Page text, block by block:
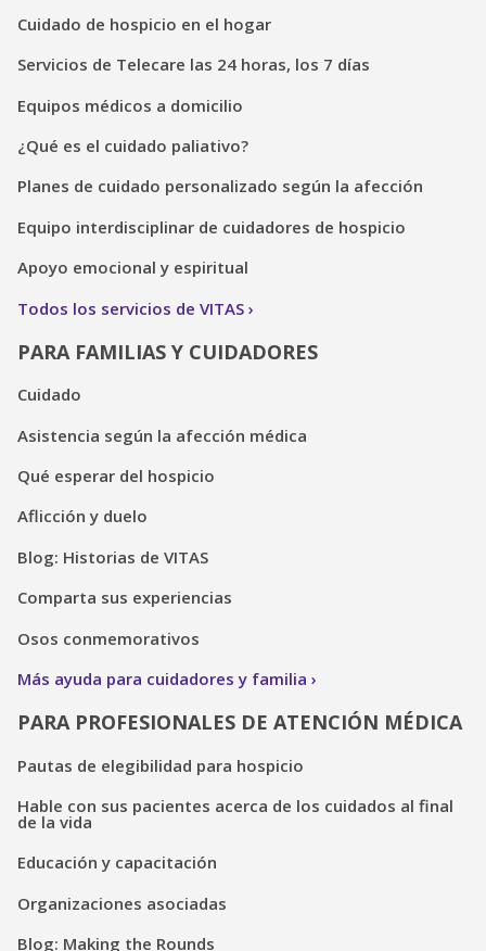
Cuidado de hospicio en el hogar
Servicios de Telecare las 24 horas, los 7 días
Equipos médicos a domicilio
¿Qué es el cuidado paliativo?
Planes de cuidado personalizado según la afección
Equipo interdisciplinar de cuidadores de hospicio
Apoyo emocional y espiritual
Todos los servicios de VITAS
PARA FAMILIAS Y CUIDADORES
Cuidado
Asistencia según la afección médica
Qué esperar del hospicio
Aflicción y duelo
Blog: Historias de VITAS
Comparta sus experiencias
Osos conmemorativos
Más ayuda para cuidadores y familia
PARA PROFESIONALES DE ATENCIÓN MÉDICA
Pautas de elegibilidad para hospicio
Hable con sus pacientes acerca de los cuidados al final
de la vida
Educación y capacitación
Organizaciones asociadas
Blog: Making the Rounds